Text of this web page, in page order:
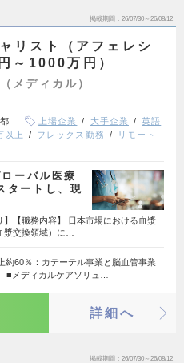
掲載期間 26/07/30～26/08/12
リスト（アフェレシ
～1000万円）
メディカル）
上場企業 大手企業
英語
以上 フレックス勤務
リモート
ーバル医療
タートし、現
】【職務内容】 日本市場における血漿
漿交換領域）に…
約60％：カテーテル事業と脳血管事業
■メディカルケアソリュ…
詳細へ
掲載期間 26/07/30～26/08/12